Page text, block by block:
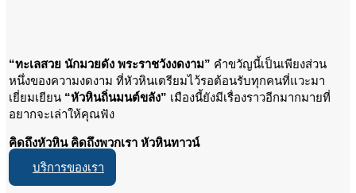
“ทะเลสวย นักมวยดัง พระราชวังงดงาม” คำขวัญนี้เป็นเพียงส่วน
หนึ่งของความงดงาม ที่หัวหินเตรียมไว้รอต้อนรับทุกคนที่แวะมา
เยี่ยมเยียน “หัวหินถิ่นมนต์ขลัง” เมืองนี้ยังมีเรื่องราวอีกมากมายที่
อยากจะเล่าให้คุณฟัง
คิดถึงหัวหิน คิดถึงพวกเรา หัวหินทาวน์
บริการของเรา